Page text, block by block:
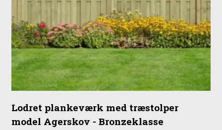
Lodret plankeværk med træstolper
model Agerskov - Bronzeklasse